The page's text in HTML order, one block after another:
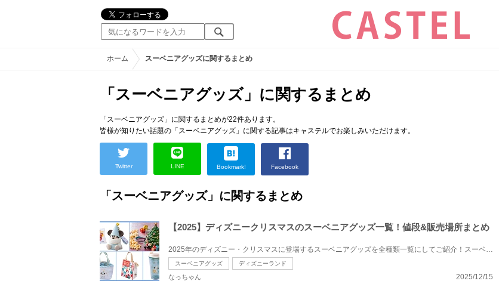
ホーム スーベニアグッズに関するまとめ
「スーベニアグッズ」に関するまとめ
「スーベニアグッズ」に関するまとめが22件あります。
皆様が知りたい話題の「スーベニアグッズ」に関する記事はキャステルでお楽しみいただけます。
Twitter LINE Bookmark! Facebook
「スーベニアグッズ」に関するまとめ
【2025】ディズニークリスマスのスーベニアグッズ一覧！値段&販売場所まとめ
2025年のディズニー・クリスマスに登場するスーベニアグッズを全種類一覧にしてご紹介！スーベニアプレ...
スーベニアグッズ ディズニーランド
2025/12/15
なっちゃん